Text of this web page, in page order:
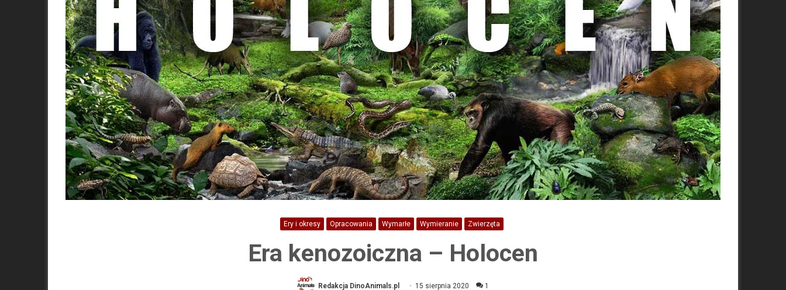
Ery i okresy Opracowania Wymarłe Wymieranie Zwierzęta
Era kenozoiczna – Holocen
Redakcja DinoAnimals.pl 15 sierpnia 2020 1